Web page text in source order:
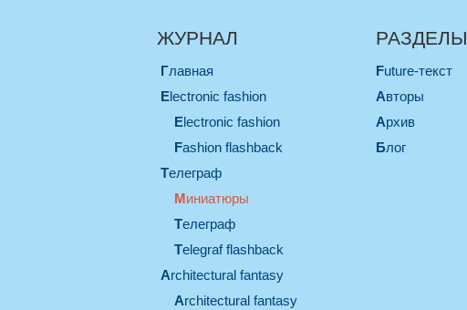
ЖУРНАЛ
Главная
electronic fashion
electronic fashion
Fashion flashback
телеграф
миниатюры
телеграф
Telegraf flashback
architectural fantasy
architectural fantasy
РАЗДЕЛЫ
Future-текст
Авторы
Архив
Блог